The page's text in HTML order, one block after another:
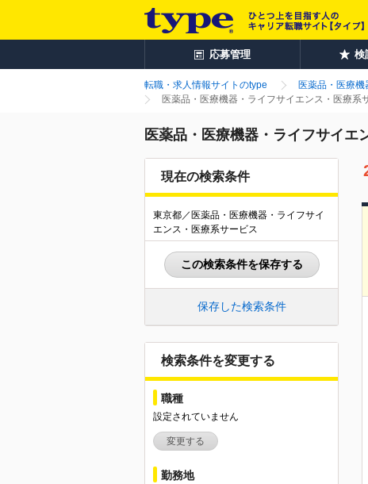
応募管理 検
転職・求人情報サイトのtype 医薬品・医療
医薬品・医療機器・ライフサイエンス・医療
医薬品・医療機器・ライフサイエ
現在の検索条件
東京都／医薬品・医療機器・ライフサイ
エンス・医療系サービス
この検索条件を保存する
保存した検索条件
検索条件を変更する
職種
設定されていません
変更する
勤務地